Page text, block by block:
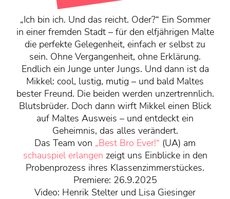
Über uns
junge bühne-Beirat
Wir suchen…
„Ich bin ich. Und das reicht. Oder?“ Ein Sommer
in einer fremden Stadt – für den elfjährigen Malte
die perfekte Gelegenheit, einfach er selbst zu
sein. Ohne Vergangenheit, ohne Erklärung.
Endlich ein Junge unter Jungs. Und dann ist da
Mikkel: cool, lustig, mutig – und bald Maltes
bester Freund. Die beiden werden unzertrennlich.
Blutsbrüder. Doch dann wirft Mikkel einen Blick
auf Maltes Ausweis – und entdeckt ein
Geheimnis, das alles verändert.
Das Team von „Best Bro Ever!“ (UA) am
schauspiel erlangen zeigt uns Einblicke in den
Probenprozess ihres Klassenzimmerstückes.
Premiere: 26.9.2025
Video: Henrik Stelter und Lisa Giesinger